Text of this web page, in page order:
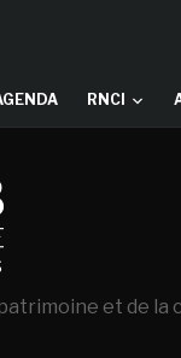
RNCI
et de la